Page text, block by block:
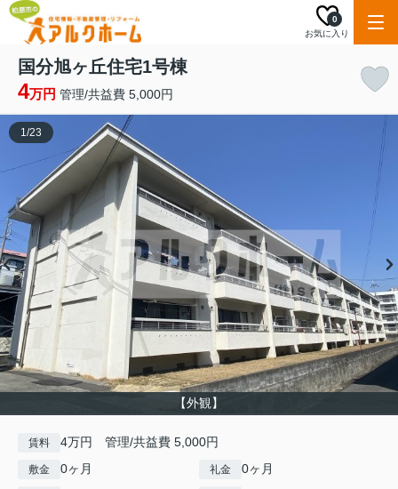
お気に入り
0
国分旭ヶ丘住宅1号棟
4万円 管理/共益費 5,000円
【外観】
1/23
賃料 4万円 管理/共益費 5,000円
敷金 0ヶ月 礼金 0ヶ月